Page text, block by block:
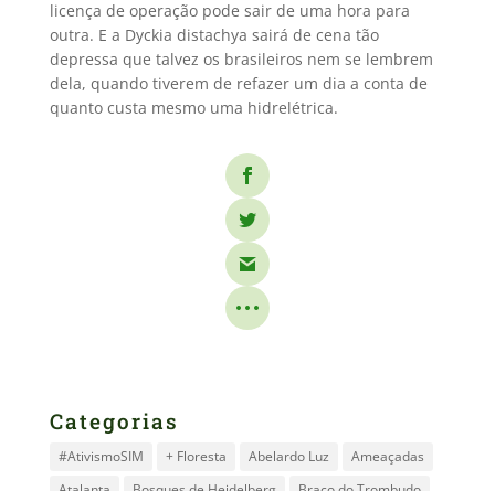
licença de operação pode sair de uma hora para
outra. E a Dyckia distachya sairá de cena tão
depressa que talvez os brasileiros nem se lembrem
dela, quando tiverem de refazer um dia a conta de
quanto custa mesmo uma hidrelétrica.
Categorias
#AtivismoSIM + Floresta Abelardo Luz
Ameaçadas